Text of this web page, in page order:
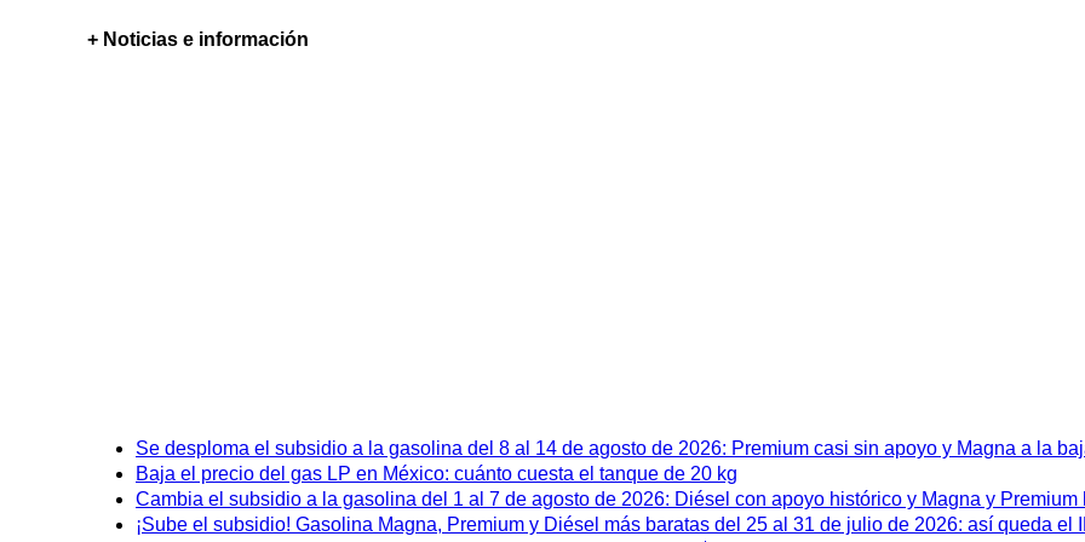
+ Noticias e información
Se desploma el subsidio a la gasolina del 8 al 14 de agosto de 2026: Premium casi sin apoyo y Magna a la
Baja el precio del gas LP en México: cuánto cuesta el tanque de 20 kg
Cambia el subsidio a la gasolina del 1 al 7 de agosto de 2026: Diésel con apoyo histórico y Magna y Premium
¡Sube el subsidio! Gasolina Magna, Premium y Diésel más baratas del 25 al 31 de julio de 2026: así queda el